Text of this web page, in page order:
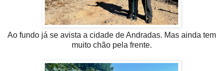
Ao fundo já se avista a cidade de Andradas. Mas ainda tem
muito chão pela frente.